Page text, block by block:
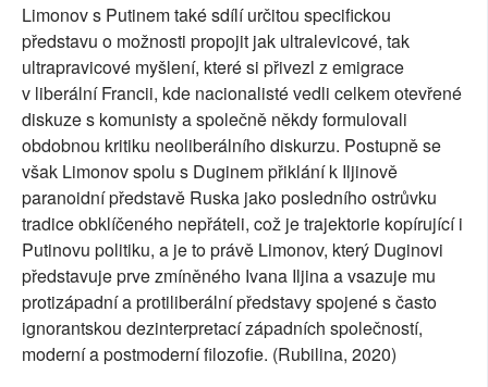
Limonov s Putinem také sdílí určitou specifickou
představu o možnosti propojit jak ultralevicové, tak
ultrapravicové myšlení, které si přivezl z emigrace
v liberální Francii, kde nacionalisté vedli celkem otevřené
diskuze s komunisty a společně někdy formulovali
obdobnou kritiku neoliberálního diskurzu. Postupně se
však Limonov spolu s Duginem přiklání k Iljinově
paranoidní představě Ruska jako posledního ostrůvku
tradice obklíčeného nepřáteli, což je trajektorie kopírující i
Putinovu politiku, a je to právě Limonov, který Duginovi
představuje prve zmíněného Ivana Iljina a vsazuje mu
protizápadní a protiliberální představy spojené s často
ignorantskou dezinterpretací západních společností,
moderní a postmoderní filozofie. (Rubilina, 2020)